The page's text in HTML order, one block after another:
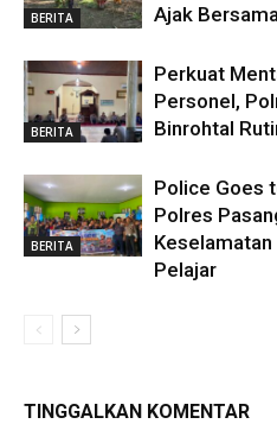
BERITA
Ajak
BERITA
Perkuat
Personel,
Binrohtal
BERITA
Police Goes
Polres
Keselamatan
Pelajar
TINGGALKAN KOMENTAR